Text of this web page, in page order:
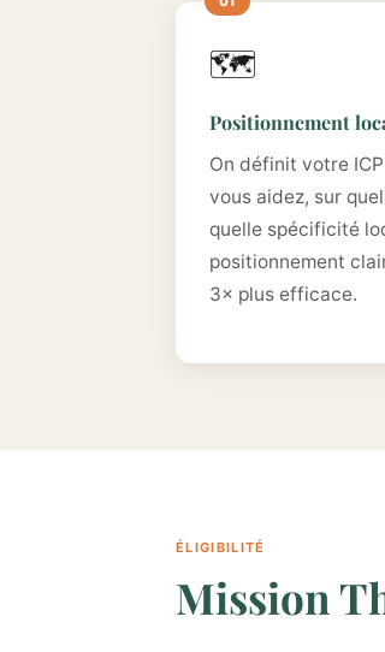
🗺️
Positionnement
On définit votre
vous aidez, sur
quelle spécificité
positionnement
3× plus efficace.
ÉLIGIBILITÉ
Mission